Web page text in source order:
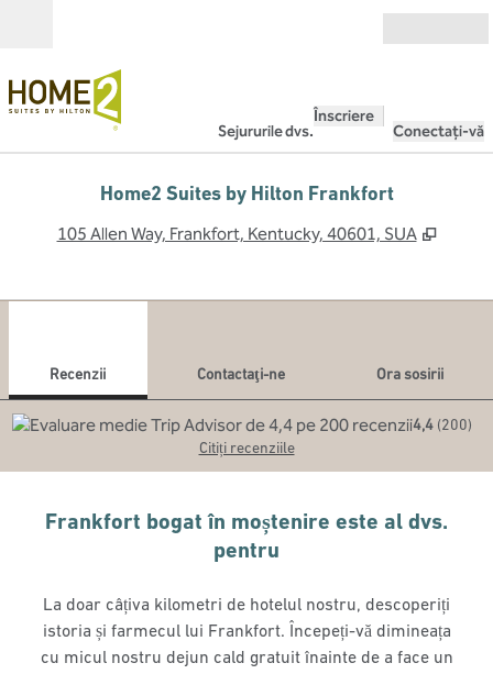
Sejururile dvs.
Înscriere
Conectați-vă
Home2 Suites by Hilton Frankfort
105 Allen Way, Frankfort, Kentucky, 40601, SUA ,
Recenzii Contactaţi-ne
Ora sosirii
4,4 (200)
Citiți recenziile
Frankfort bogat în moștenire este al dvs.
pentru
La doar câțiva kilometri de hotelul nostru, descoperiți
istoria și farmecul lui Frankfort. Începeți-vă dimineața
cu micul nostru dejun cald gratuit înainte de a face un